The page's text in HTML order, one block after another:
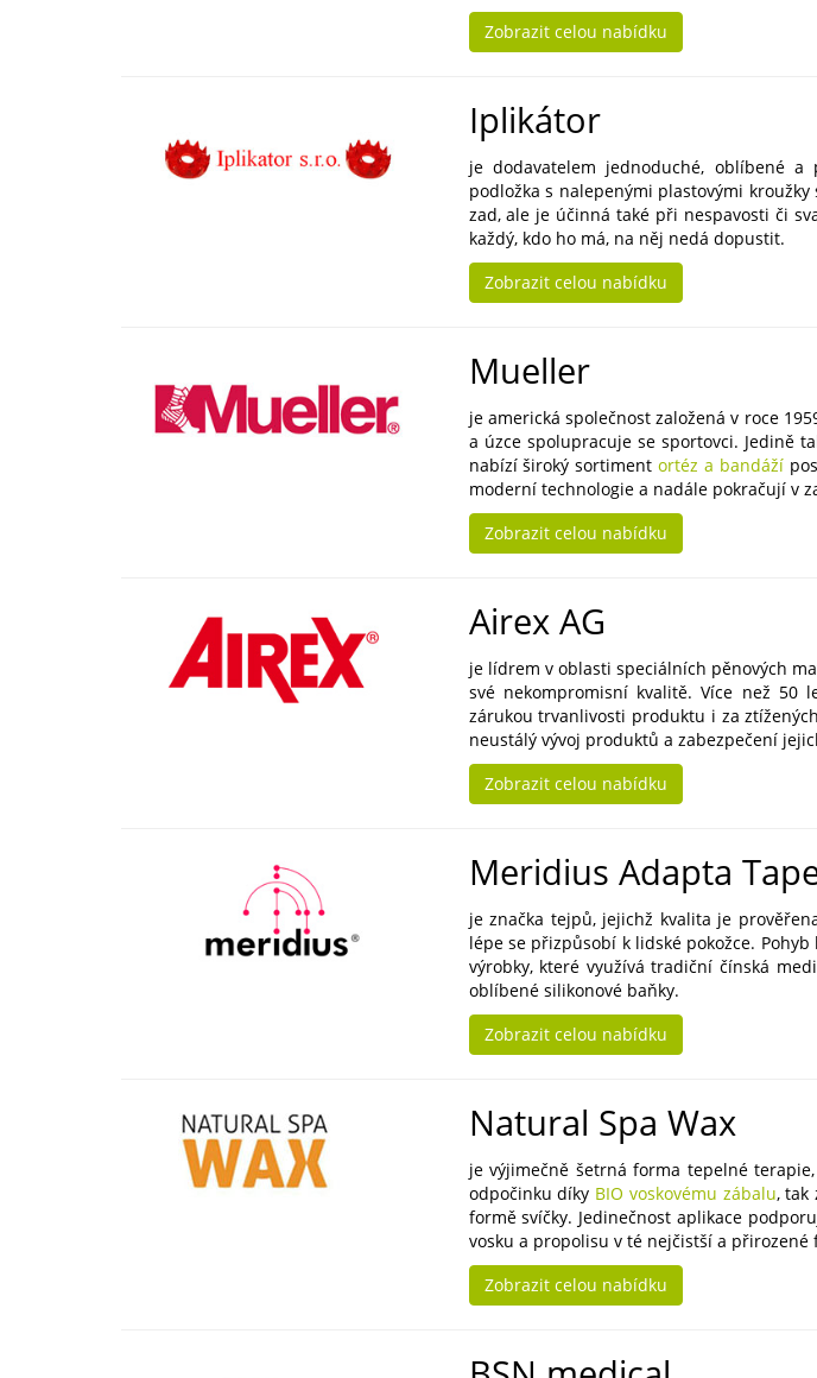
Zobrazit celou nabídku
Iplikátor
je dodavatelem jednoduché, oblíbené
podložka s nalepenými plastovými
zad, ale je účinná také při nespavosti či
každý, kdo ho má, na něj nedá dopustit.
Zobrazit celou nabídku
Mueller
je americká společnost založená v roce
a úzce spolupracuje se sportovci. Jedině
nabízí široký sortimentortéz a bandáží
moderní technologie a nadále pokračují v
Zobrazit celou nabídku
Airex AG
je lídrem v oblasti speciálních pěnových
své nekompromisní kvalitě. Více než 50
zárukou trvanlivosti produktu i za
neustálý vývoj produktů a zabezpečení
Zobrazit celou nabídku
Meridius Adapta
je značka tejpů, jejichž kvalita je
lépe se přizpůsobí k lidské pokožce.
výrobky, které využívá tradiční čínská
oblíbené silikonové baňky.
Zobrazit celou nabídku
Natural Spa Wax
je výjimečně šetrná forma tepelné
odpočinku díky BIO voskovému zábalu, tak
formě svíčky. Jedinečnost aplikace
vosku a propolisu v té nejčistší a přirozené
Zobrazit celou nabídku